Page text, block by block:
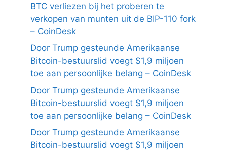
BTC verliezen bij het proberen te
verkopen van munten uit de BIP-110 fork
– CoinDesk
Door Trump gesteunde Amerikaanse
Bitcoin-bestuurslid voegt $1,9 miljoen
toe aan persoonlijke belang – CoinDesk
Door Trump gesteunde Amerikaanse
Bitcoin-bestuurslid voegt $1,9 miljoen
toe aan persoonlijke belang – CoinDesk
Door Trump gesteunde Amerikaanse
Bitcoin-bestuurslid voegt $1,9 miljoen